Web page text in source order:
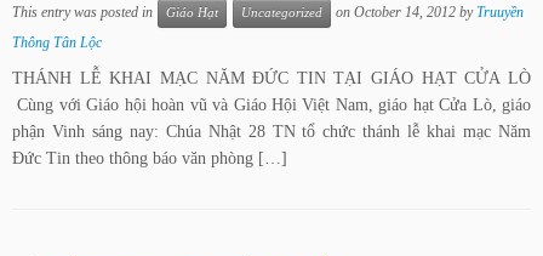
This entry was posted in Giáo Hạt Uncategorized on October 14, 2012 byTruuyền
Thông Tân Lộc
THÁNH LỄ KHAI MẠC NĂM ĐỨC TIN TẠI GIÁO HẠT CỬA LÒ
Cùng với Giáo hội hoàn vũ và Giáo Hội Việt Nam, giáo hạt Cửa Lò, giáo
phận Vinh sáng nay: Chúa Nhật 28 TN tổ chức thánh lễ khai mạc Năm
Đức Tin theo thông báo văn phòng […]